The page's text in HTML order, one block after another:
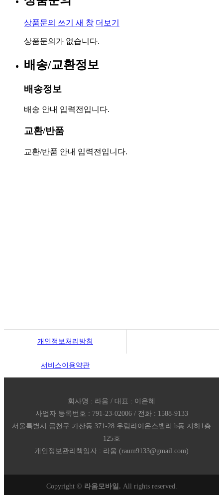
상품문의 쓰기 새 창 더보기
상품문의가 없습니다.
배송/교환정보
배송정보
배송 안내 입력전입니다.
교환/반품
교환/반품 안내 입력전입니다.
개인정보처리방침
서비스이용약관
회사명 : 라움 / 대표 : 이은혜
사업자 등록번호 : 791-23-02006 / 전화 : 1588-9133
서울특별시 금천구 가산동 371-28 우림라이온스밸리 b동 지하1층
125호
개인정보관리책임자 : 라움 (raum9133@gmail.com)
Copyright © 라움모바일. All rights reserved.